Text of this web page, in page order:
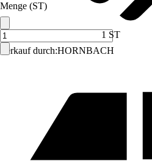
Verkauf durch:HORNBACH
Menge (ST)
1 ST